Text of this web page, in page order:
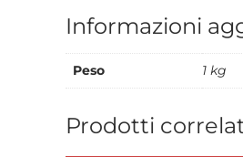
Informazioni
Peso 1 kg
Prodotti